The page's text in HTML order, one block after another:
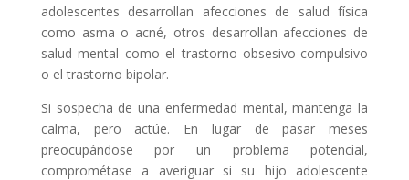
adolescentes desarrollan afecciones de salud física
como asma o acné, otros desarrollan afecciones de
salud mental como el trastorno obsesivo-compulsivo
o el trastorno bipolar.
Si sospecha de una enfermedad mental, mantenga la
calma, pero actúe. En lugar de pasar meses
preocupándose por un problema potencial,
comprométase a averiguar si su hijo adolescente